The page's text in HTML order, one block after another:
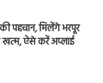
पहचान, मिलेंगे भरपूर
खत्म, ऐसे करें अप्लाई